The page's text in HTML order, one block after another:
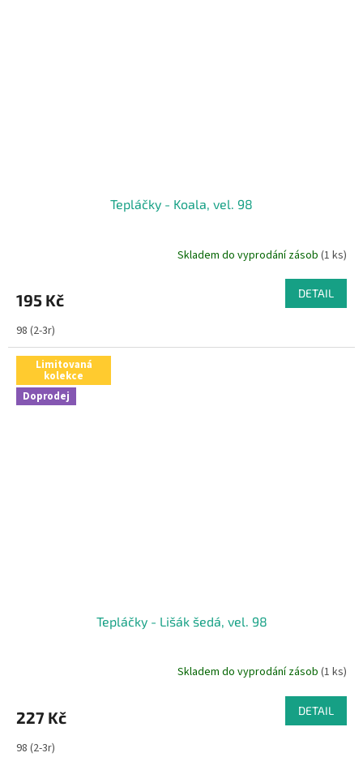
Tepláčky - Koala, vel. 98
Skladem do vyprodání zásob (1 ks)
195 Kč DETAIL
98 (2-3r)
Limitovaná
kolekce
Doprodej
Tepláčky - Lišák šedá, vel. 98
Skladem do vyprodání zásob (1 ks)
227 Kč DETAIL
98 (2-3r)